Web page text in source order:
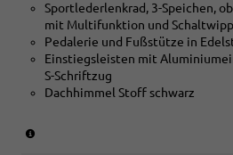
Sportlederlenkrad, 3-Speichen,
mit Multifunktion und
Pedalerie und Fußstütze in
Einstiegsleisten mit
S-Schriftzug
Dachhimmel Stoff schwarz